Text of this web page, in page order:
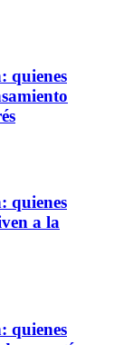
quienes
quienes
a la
quienes